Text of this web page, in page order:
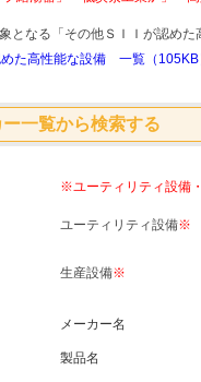
となる「その他ＳＩＩが認めた
た高性能な設備 一覧（105KB
ー一覧から検索する
※ユーティリティ設備
ユーティリティ設備※
生産設備※
メーカー名
製品名